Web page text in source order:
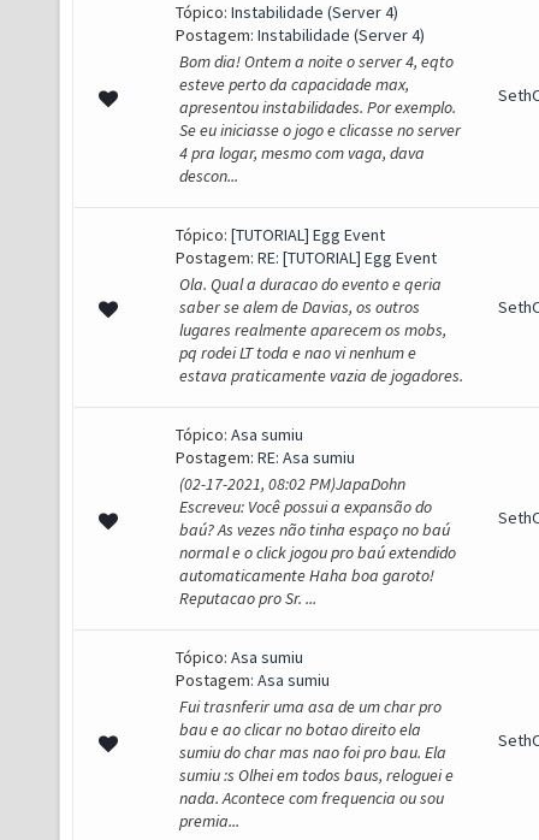
Tópico: Instabilidade (Server 4)
Postagem: Instabilidade (Server 4)
Bom dia! Ontem a noite o server 4, eqto
esteve perto da capacidade max,
apresentou instabilidades. Por exemplo.
Se eu iniciasse o jogo e clicasse no server
4 pra logar, mesmo com vaga, dava
descon...
Tópico: [TUTORIAL] Egg Event
Postagem: RE: [TUTORIAL] Egg Event
Ola. Qual a duracao do evento e qeria
saber se alem de Davias, os outros
lugares realmente aparecem os mobs,
pq rodei LT toda e nao vi nenhum e
estava praticamente vazia de jogadores.
Tópico: Asa sumiu
Postagem: RE: Asa sumiu
(02-17-2021, 08:02 PM)JapaDohn
Escreveu: Você possui a expansão do
baú? As vezes não tinha espaço no baú
normal e o click jogou pro baú extendido
automaticamente Haha boa garoto!
Reputacao pro Sr. ...
Tópico: Asa sumiu
Postagem: Asa sumiu
Fui trasnferir uma asa de um char pro
bau e ao clicar no botao direito ela
sumiu do char mas nao foi pro bau. Ela
sumiu :s Olhei em todos baus, reloguei e
nada. Acontece com frequencia ou sou
premia...